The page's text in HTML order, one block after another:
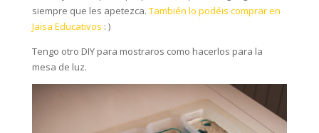
siempre que les apetezca. También lo podéis comprar en
Jaisa Educativos : )
Tengo otro DIY para mostraros como hacerlos para la
mesa de luz.